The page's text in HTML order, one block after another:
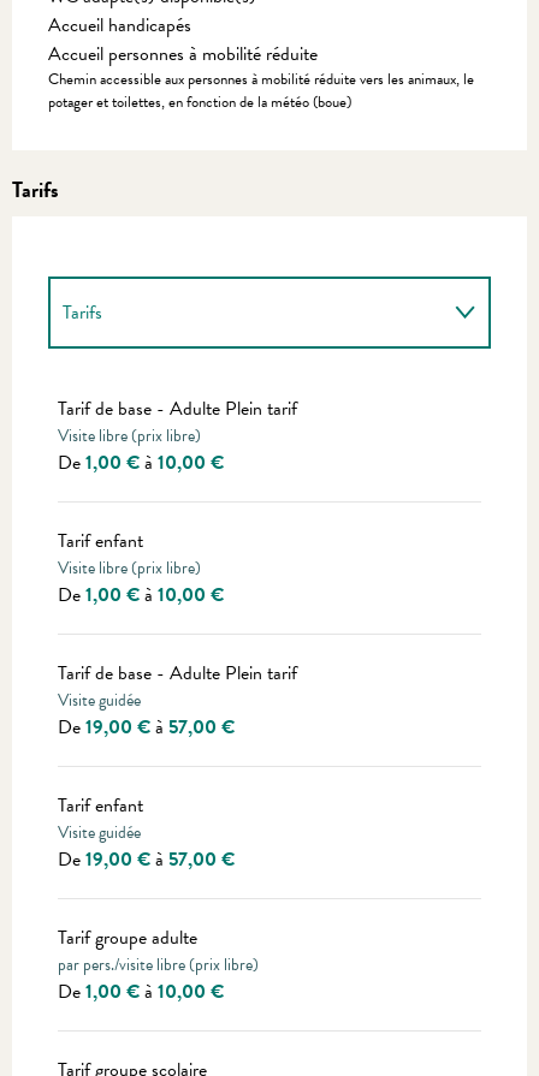
Accueil handicapés
Accueil personnes à mobilité réduite
Chemin accessible aux personnes à mobilité réduite vers les animaux, le
potager et toilettes, en fonction de la météo (boue)
Tarifs
Tarifs
Tarif de base - Adulte Plein tarif
Visite libre (prix libre)
De1,00 €à 10,00 €
Tarif enfant
Visite libre (prix libre)
De1,00 €à 10,00 €
Tarif de base - Adulte Plein tarif
Visite guidée
De19,00 €à 57,00 €
Tarif enfant
Visite guidée
De19,00 €à 57,00 €
Tarif groupe adulte
par pers./visite libre (prix libre)
De1,00 €à 10,00 €
Tarif groupe scolaire